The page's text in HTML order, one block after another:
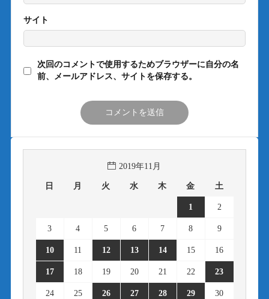
サイト
次回のコメントで使用するためブラウザーに自分の名
前、メールアドレス、サイトを保存する。
2019年11月
日 月 火 水 木 金 土
1 2
3 4 5 6 7 8 9
10 11 12 13 14 15 16
17 18 19 20 21 22 23
24 25 26 27 28 29 30